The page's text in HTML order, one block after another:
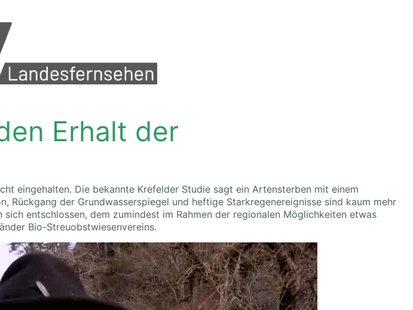
Erhalt der
eingehalten. Die bekannte Krefelder Studie sagt ein Artensterben mit einem
Rückgang der Grundwasserspiegel und heftige Starkregenereignisse sind kaum mehr
entschlossen, dem zumindest im Rahmen der regionalen Möglichkeiten etwas
Bio-Streuobstwiesenvereins.